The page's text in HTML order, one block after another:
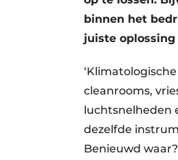
binnen het
juiste
cleanrooms,
luchtsnelheden
dezelfde
Benieuwd waar?